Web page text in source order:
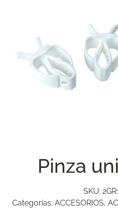
Pinza
SKU:
Categorías: ACCESORIOS,